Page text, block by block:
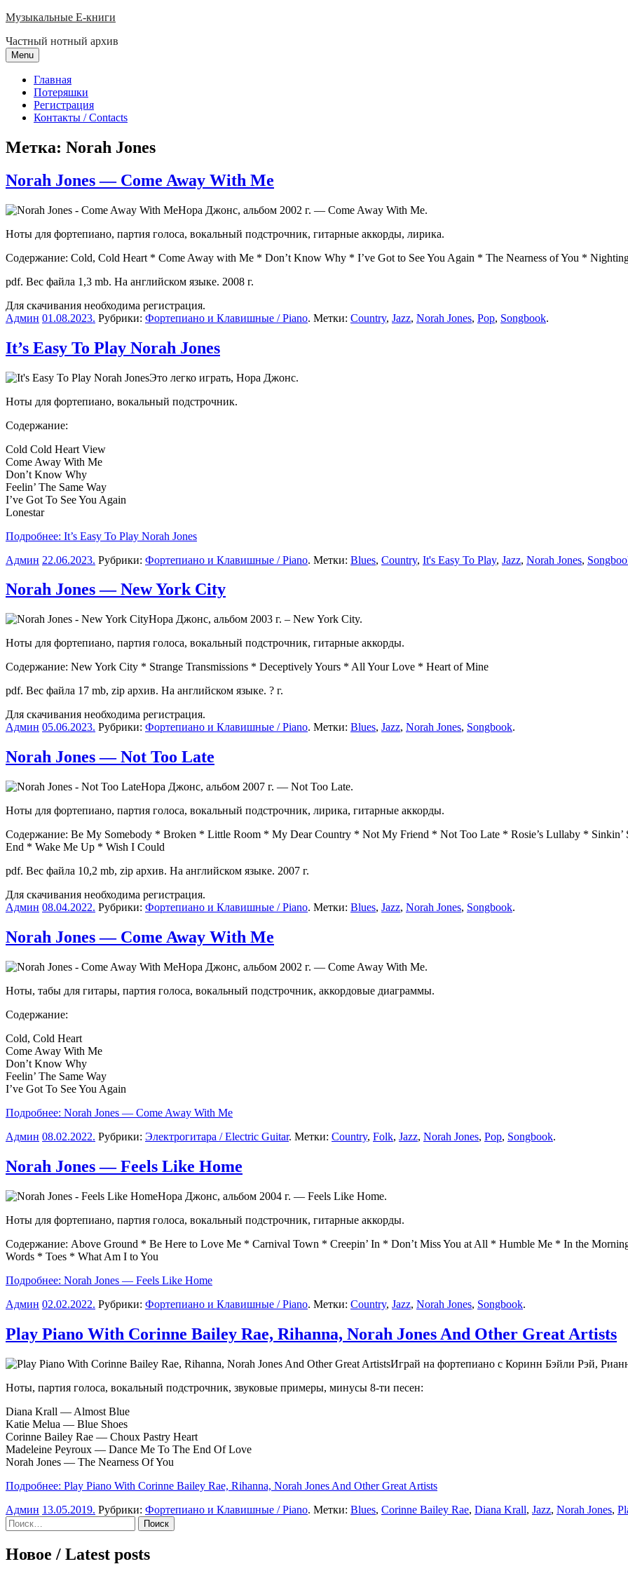
Skip
content
Музыкальные E-книги
Частный нотный архив
Menu
Главная
Потеряшки
Регистрация
Контакты / Contacts
Метка: Norah Jones
Norah Jones — Come Away With Me
Нора Джонс, альбом 2002 г. — Come Away With Me.
Ноты для фортепиано, партия голоса, вокальный подстрочник, гитарные аккорды, лирика.
Содержание: Cold, Cold Heart * Come Away with Me * Don’t Know Why * I’ve Got to See You Again * The Nearness of You *
pdf. Вес файла 1,3 mb. На английском языке. 2008 г.
Для скачивания необходима регистрация.
Админ 01.08.2023. Рубрики: Фортепиано и Клавишные / Piano. Метки: Country, Jazz, Norah Jones, Pop, Songbook.
It’s Easy To Play Norah Jones
Это легко играть, Нора Джонс.
Ноты для фортепиано, вокальный подстрочник.
Содержание:
Cold Cold Heart View
Come Away With Me
Don’t Know Why
Feelin’ The Same Way
I’ve Got To See You Again
Lonestar
Подробнее: It’s Easy To Play Norah Jones
Админ 22.06.2023. Рубрики: Фортепиано и Клавишные / Piano. Метки: Blues, Country, It's Easy To Play, Jazz, Norah Jones,
Norah Jones — New York City
Нора Джонс, альбом 2003 г. – New York City.
Ноты для фортепиано, партия голоса, вокальный подстрочник, гитарные аккорды.
Содержание: New York City * Strange Transmissions * Deceptively Yours * All Your Love * Heart of Mine
pdf. Вес файла 17 mb, zip архив. На английском языке. ? г.
Для скачивания необходима регистрация.
Админ 05.06.2023. Рубрики: Фортепиано и Клавишные / Piano. Метки: Blues, Jazz, Norah Jones, Songbook.
Norah Jones — Not Too Late
Нора Джонс, альбом 2007 г. — Not Too Late.
Ноты для фортепиано, партия голоса, вокальный подстрочник, лирика, гитарные аккорды.
Содержание: Be My Somebody * Broken * Little Room * My Dear Country * Not My Friend * Not Too Late * Rosie’s Lullaby *
End * Wake Me Up * Wish I Could
pdf. Вес файла 10,2 mb, zip архив. На английском языке. 2007 г.
Для скачивания необходима регистрация.
Админ 08.04.2022. Рубрики: Фортепиано и Клавишные / Piano. Метки: Blues, Jazz, Norah Jones, Songbook.
Norah Jones — Come Away With Me
Нора Джонс, альбом 2002 г. — Come Away With Me.
Ноты, табы для гитары, партия голоса, вокальный подстрочник, аккордовые диаграммы.
Содержание:
Cold, Cold Heart
Come Away With Me
Don’t Know Why
Feelin’ The Same Way
I’ve Got To See You Again
Подробнее: Norah Jones — Come Away With Me
Админ 08.02.2022. Рубрики: Электрогитара / Electric Guitar. Метки: Country, Folk, Jazz, Norah Jones, Pop, Songbook.
Norah Jones — Feels Like Home
Нора Джонс, альбом 2004 г. — Feels Like Home.
Ноты для фортепиано, партия голоса, вокальный подстрочник, гитарные аккорды.
Содержание: Above Ground * Be Here to Love Me * Carnival Town * Creepin’ In * Don’t Miss You at All * Humble Me * In the
Words * Toes * What Am I to You
Подробнее: Norah Jones — Feels Like Home
Админ 02.02.2022. Рубрики: Фортепиано и Клавишные / Piano. Метки: Country, Jazz, Norah Jones, Songbook.
Play Piano With Corinne Bailey Rae, Rihanna, Norah Jones And Other Great Artists
Играй на фортепиано с Коринн Бэйли Рэй,
Ноты, партия голоса, вокальный подстрочник, звуковые примеры, минусы 8-ти песен:
Diana Krall — Almost Blue
Katie Melua — Blue Shoes
Corinne Bailey Rae — Choux Pastry Heart
Madeleine Peyroux — Dance Me To The End Of Love
Norah Jones — The Nearness Of You
Подробнее: Play Piano With Corinne Bailey Rae, Rihanna, Norah Jones And Other Great Artists
Админ 13.05.2019. Рубрики: Фортепиано и Клавишные / Piano. Метки: Blues, Corinne Bailey Rae, Diana Krall, Jazz, Norah Jones,
Sidebar
Найти:
Новое / Latest posts